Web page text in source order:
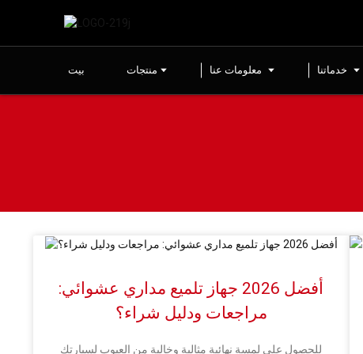
بيت منتجات معلومات عنا خدماتنا
أفضل 2026 جهاز تلميع مداري عشوائي:
مراجعات ودليل شراء؟
للحصول على لمسة نهائية مثالية وخالية من العيوب لسيارتك